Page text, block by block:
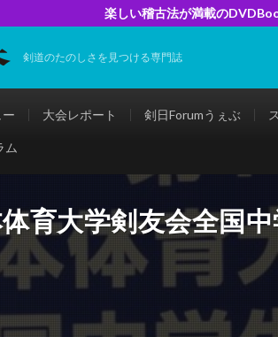
楽しい稽古法が満載の
剣道のたのしさを見つける専門誌
大会レポート 剣日Forumうぇぶ
ム
育大学剣友会全国